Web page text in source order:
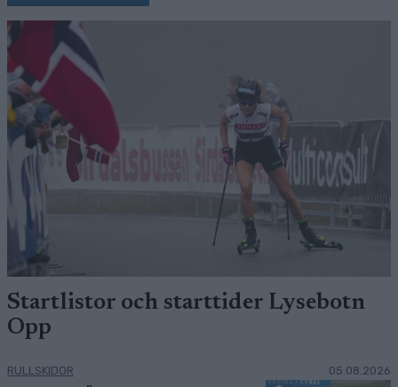
Startlistor och starttider Lysebotn
Opp
RULLSKIDOR 05.08.2026